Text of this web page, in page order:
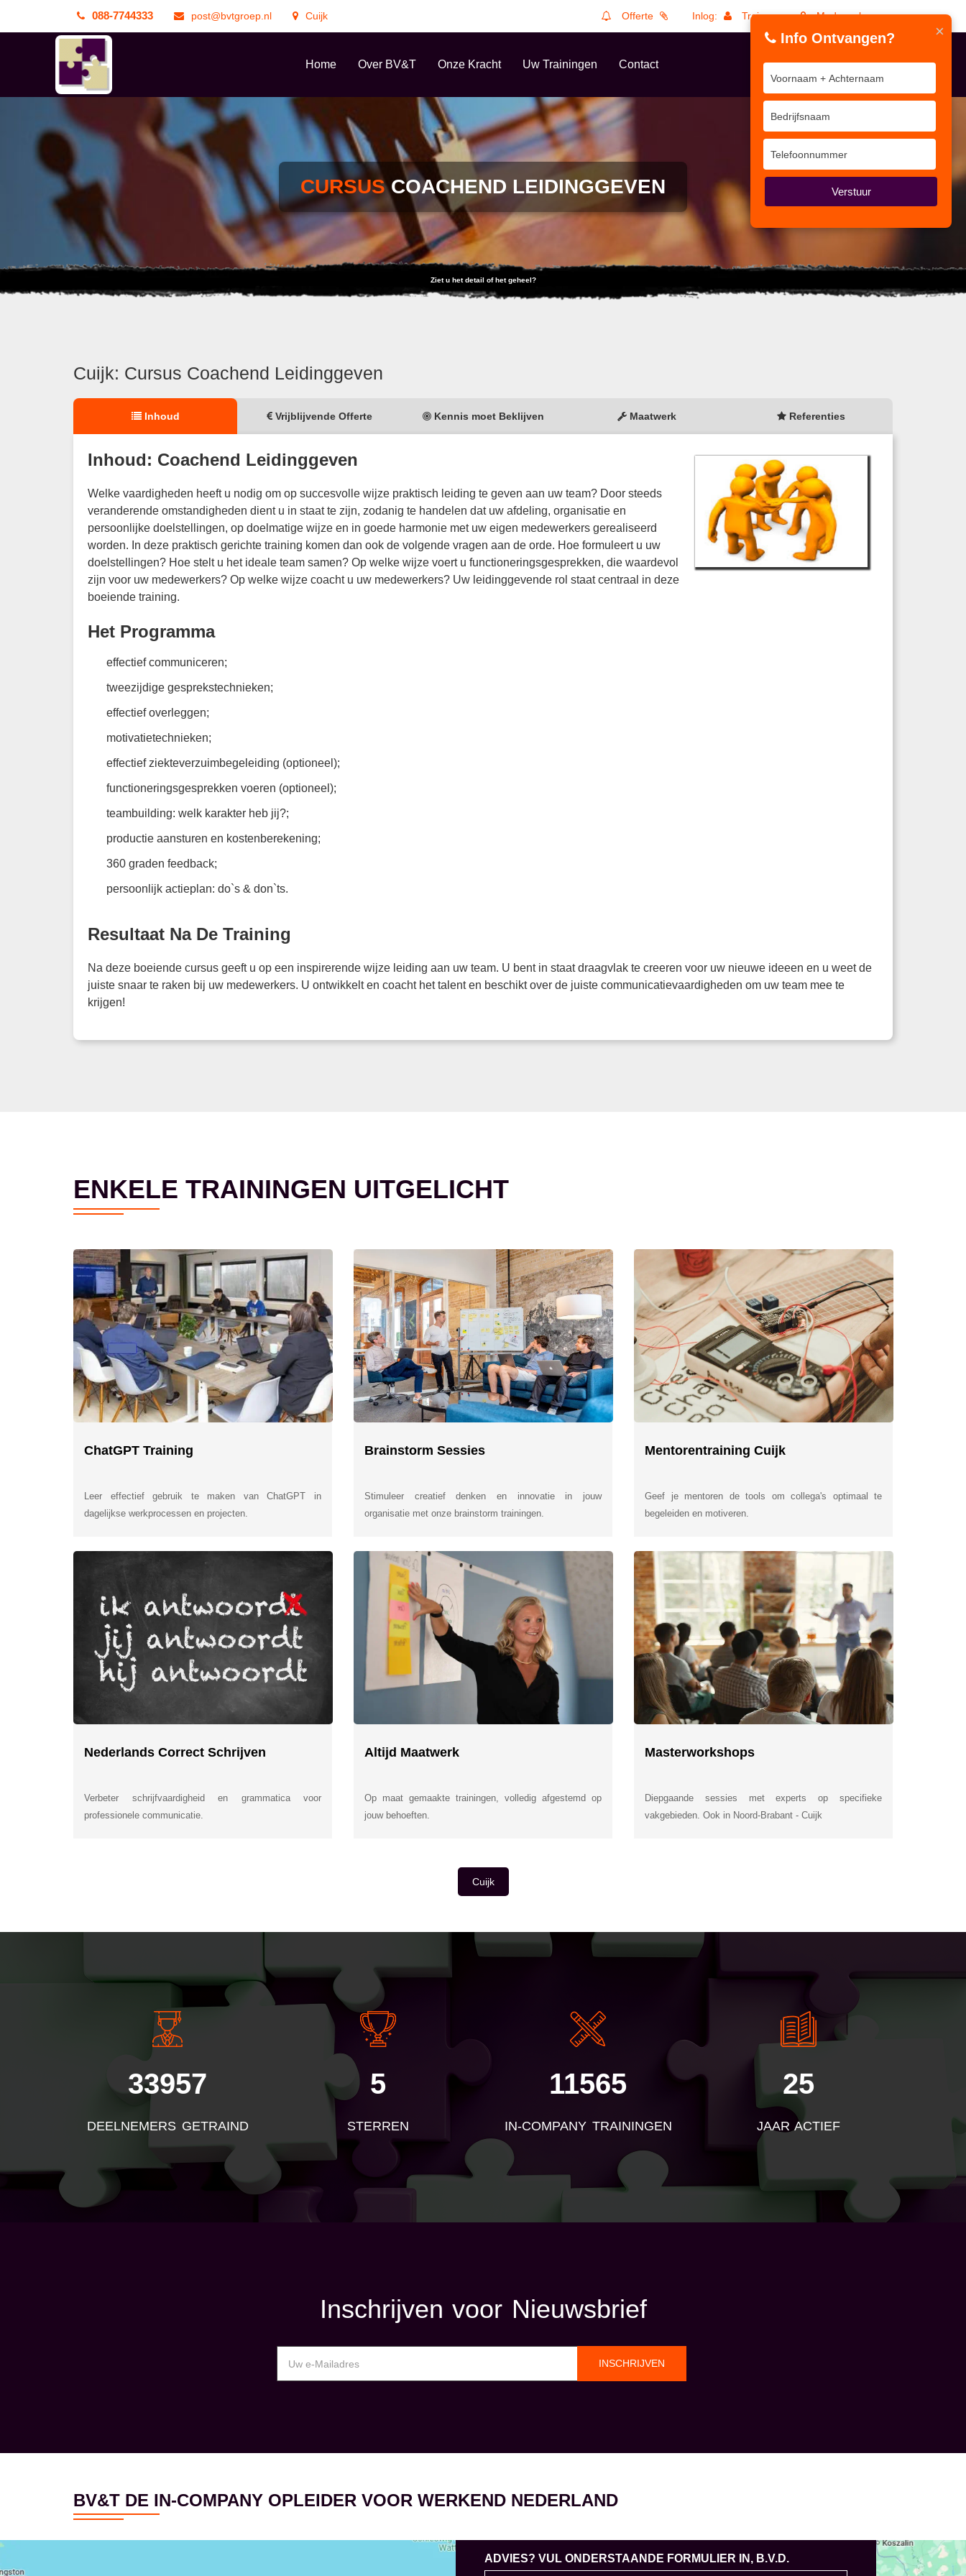
088-7744333 post@bvtgroep.nl Cuijk Offerte Inlog: Trainers Medewerkers
Home Over BV&T Onze Kracht Uw Trainingen Contact
CURSUSCOACHEND LEIDINGGEVEN
Ziet u het detail of het geheel?
Cuijk: Cursus Coachend Leidinggeven
Inhoud Vrijblijvende Offerte Kennis moet Beklijven Maatwerk Referenties
Inhoud: Coachend Leidinggeven
Welke vaardigheden heeft u nodig om op succesvolle wijze praktisch leiding te geven aan uw team? Door steeds
veranderende omstandigheden dient u in staat te zijn, zodanig te handelen dat uw afdeling, organisatie en
persoonlijke doelstellingen, op doelmatige wijze en in goede harmonie met uw eigen medewerkers gerealiseerd
worden. In deze praktisch gerichte training komen dan ook de volgende vragen aan de orde. Hoe formuleert u uw
doelstellingen? Hoe stelt u het ideale team samen? Op welke wijze voert u functioneringsgesprekken, die waardevol
zijn voor uw medewerkers? Op welke wijze coacht u uw medewerkers? Uw leidinggevende rol staat centraal in deze
boeiende training.
Het Programma
effectief communiceren;
tweezijdige gesprekstechnieken;
effectief overleggen;
motivatietechnieken;
effectief ziekteverzuimbegeleiding (optioneel);
functioneringsgesprekken voeren (optioneel);
teambuilding: welk karakter heb jij?;
productie aansturen en kostenberekening;
360 graden feedback;
persoonlijk actieplan: do`s & don`ts.
Resultaat Na De Training
Na deze boeiende cursus geeft u op een inspirerende wijze leiding aan uw team. U bent in staat draagvlak te creeren voor uw nieuwe ideeen en u weet de
juiste snaar te raken bij uw medewerkers. U ontwikkelt en coacht het talent en beschikt over de juiste communicatievaardigheden om uw team mee te
krijgen!
ENKELE TRAININGEN UITGELICHT
ChatGPT Training
Leer effectief gebruik te maken van ChatGPT in
dagelijkse werkprocessen en projecten.
Brainstorm Sessies
Stimuleer creatief denken en innovatie in jouw
organisatie met onze brainstorm trainingen.
Mentorentraining Cuijk
Geef je mentoren de tools om collega's optimaal te
begeleiden en motiveren.
Nederlands Correct Schrijven
Verbeter schrijfvaardigheid en grammatica voor
professionele communicatie.
Altijd Maatwerk
Op maat gemaakte trainingen, volledig afgestemd op
jouw behoeften.
Masterworkshops
Diepgaande sessies met experts op specifieke
vakgebieden. Ook in Noord-Brabant - Cuijk
Cuijk
33957
DEELNEMERS GETRAIND
5
STERREN
11565
IN-COMPANY TRAININGEN
25
JAAR ACTIEF
Inschrijven voor Nieuwsbrief
INSCHRIJVEN
BV&T DE IN-COMPANY OPLEIDER VOOR WERKEND NEDERLAND
ADVIES? VUL ONDERSTAANDE FORMULIER IN, B.V.D.
×
Info Ontvangen?
Verstuur